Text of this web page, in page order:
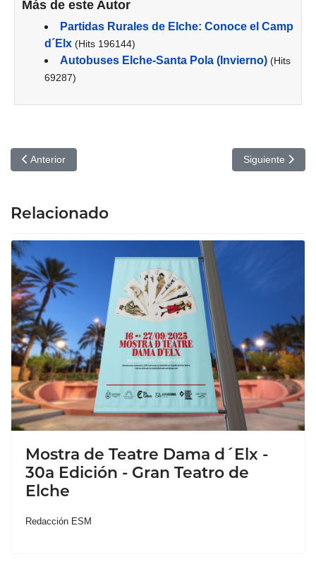
Más de este Autor
Partidas Rurales de Elche: Conoce el Camp
d´Elx (Hits 196144)
Autobuses Elche-Santa Pola (Invierno) (Hits
69287)
Artículo anterior: La Celestina, de Fernando de Rojas - Gran
Anterior Artículo
Siguiente
Relacionado
Mostra de Teatre Dama d´Elx -
30a Edición - Gran Teatro de
Elche
Redacción ESM